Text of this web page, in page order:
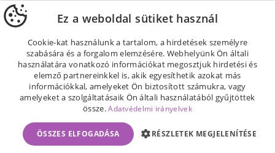
KOSÁRBA
Kapcsolat
Oldaltérkép
Ez a weboldal sütiket használ
Cookie-kat használunk a tartalom, a hirdetések személyre
szabására és a forgalom elemzésére. Webhelyünk Ön általi
használatára vonatkozó információkat megosztjuk hirdetési és
elemző partnereinkkel is, akik egyesíthetik azokat más
információkkal, amelyeket Ön biztosított számukra, vagy
amelyeket a szolgáltatásaik Ön általi használatából gyűjtöttek
össze.Adatvédelmi irányelvek
ÖSSZES ELFOGADÁSA RÉSZLETEK MEGJELENÍTÉSE